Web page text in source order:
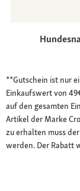
**Gutschein ist nur
Einkaufswert von
auf den gesamten
Artikel der Marke
zu erhalten muss
werden. Der Rabatt